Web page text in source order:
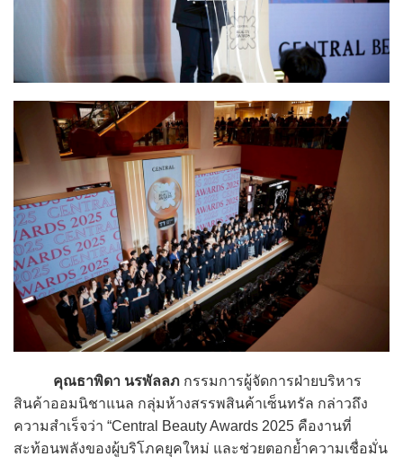
คุณธาพิดา นรพัลลภ กรรมการผู้จัดการฝ่ายบริหาร
สินค้าออมนิชาแนล กลุ่มห้างสรรพสินค้าเซ็นทรัล กล่าวถึง
ความสำเร็จว่า “Central Beauty Awards 2025 คืองานที่
สะท้อนพลังของผู้บริโภคยุคใหม่ และช่วยตอกย้ำความเชื่อมั่น